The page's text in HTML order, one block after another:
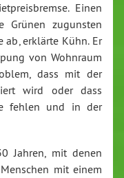
Einen
Grünen zugunsten
ab, erklärte Kühn. Er
von Wohnraum
dass mit der
wird oder dass
fehlen und in der
Jahren, mit denen
mit einem